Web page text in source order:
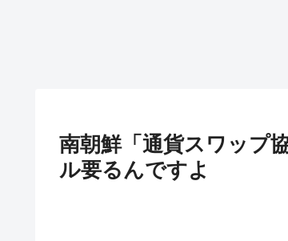
南朝鮮「通貨スワップ
ル要るんですよ